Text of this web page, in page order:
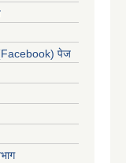
(Facebook) पेज